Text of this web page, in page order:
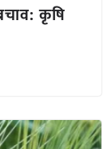
कृषि